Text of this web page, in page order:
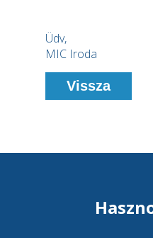
Üdv,
MIC Iroda
Vissza